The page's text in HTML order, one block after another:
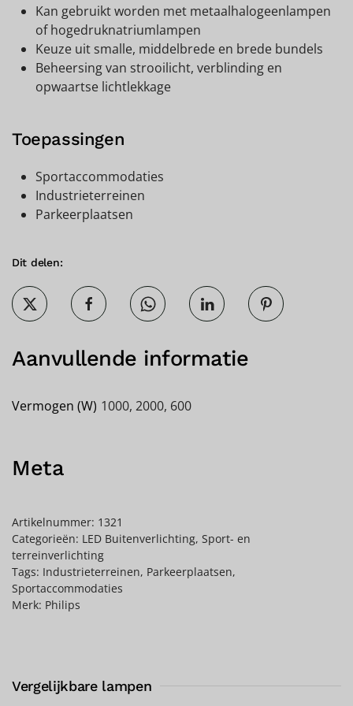
Kan gebruikt worden met metaalhalogeenlampen
of hogedruknatriumlampen
Keuze uit smalle, middelbrede en brede bundels
Beheersing van strooilicht, verblinding en
opwaartse lichtlekkage
Toepassingen
Sportaccommodaties
Industrieterreinen
Parkeerplaatsen
Dit delen:
Aanvullende informatie
Vermogen (W) 1000, 2000, 600
Meta
Artikelnummer: 1321
Categorieën: LED Buitenverlichting, Sport- en
terreinverlichting
Tags: Industrieterreinen, Parkeerplaatsen,
Sportaccommodaties
Merk: Philips
Vergelijkbare lampen